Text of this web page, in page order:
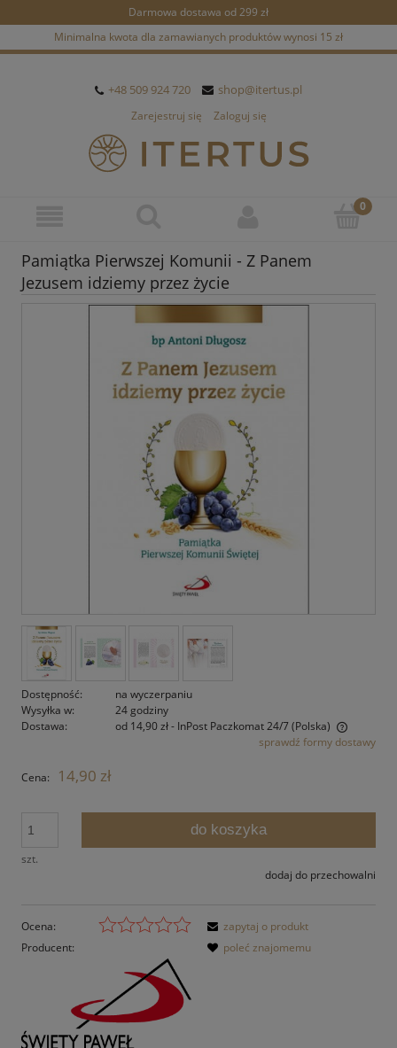
Darmowa dostawa od 299 zł
Minimalna kwota dla zamawianych produktów wynosi 15 zł
+48 509 924 720 shop@itertus.pl
Zarejestruj się Zaloguj się
Pamiątka Pierwszej Komunii - Z Panem
Jezusem idziemy przez życie
Dostępność:
na wyczerpaniu
Wysyłka w:
24 godziny
Dostawa:
od 14,90 zł- InPost Paczkomat 24/7(Polska)
Cena nie zawiera ewentualnych kosztów płatnościsprawdź formy dostawy
Cena: 14,90 zł
szt.
do koszyka
dodaj do przechowalni
Ocena:
Producent:
zapytaj o produkt
poleć znajomemu